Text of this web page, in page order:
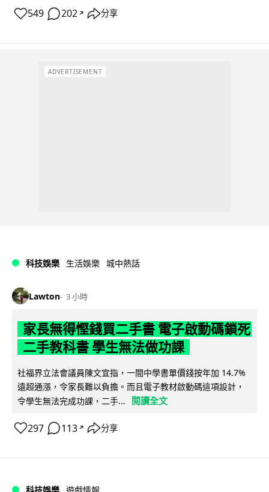
549 202 ↗ 分享
ADVERTISEMENT
科技娛樂 生活娛樂 城中熱話
Lawton 3 小時
家長無得慳錢買二手書 電子啟動碼鎖死
二手教科書 學生無法做功課
社福界立法會議員陳文宜指，一間中學書單價錢按年加 14.7%
遠超通漲，令家長難以負擔。而且電子教材啟動碼這項設計，
令學生無法完成功課，二手...
閱讀全文
297 113 ↗ 分享